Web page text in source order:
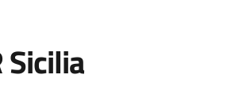
Sicilia